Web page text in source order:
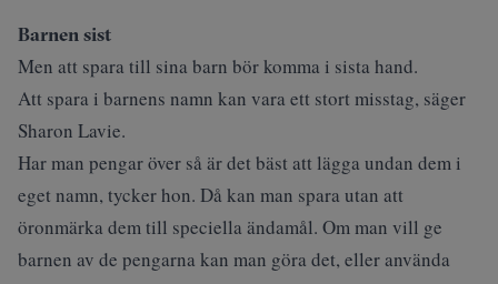
Barnen sist
Men att spara till sina barn bör komma i sista hand.
Att spara i barnens namn kan vara ett stort misstag, säger
Sharon Lavie.
Har man pengar över så är det bäst att lägga undan dem i
eget namn, tycker hon. Då kan man spara utan att
öronmärka dem till speciella ändamål. Om man vill ge
barnen av de pengarna kan man göra det, eller använda